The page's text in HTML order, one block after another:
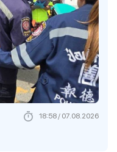
18:58 / 07.08.2026